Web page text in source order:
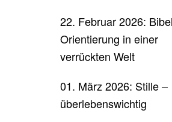
22. Februar 2026:
Orientierung in einer
verrückten Welt
01. März 2026: Stille –
überlebenswichtig